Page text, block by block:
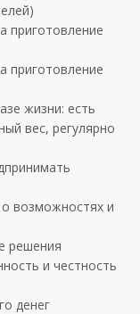
приготовление
приготовление
жизни: есть
вес, регулярно
о возможностях и
решения
и честность
денег